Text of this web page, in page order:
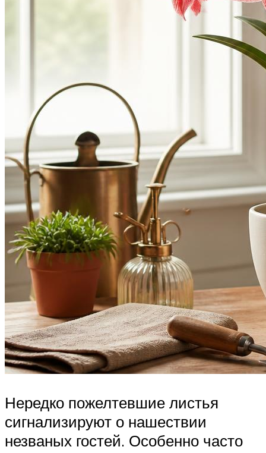
Нередко пожелтевшие листья
сигнализируют о нашествии
незваных гостей. Особенно часто